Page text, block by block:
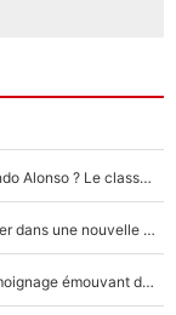
Max Verstappen, Lewis Hamilton… et bientôt Fernando Alonso ? Le classement des pilotes les mieux payés en Formule 1 risque de changer !
F1 - Alpine signe un accord «impensable» et va entrer dans une nouvelle dimension : Grande nouvelle pour Pierre Gasly !
F1 : « Je lui ai fait un câlin, puis j’ai dû partir...», le témoignage émouvant de Max Verstappen sur sa fille